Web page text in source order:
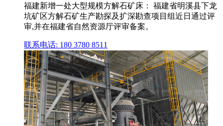
福建新增一处大型规模方解石矿床： 福建省明溪县下龙
坑矿区方解石矿生产勘探及扩深勘查项目组近日通过评
审,并在福建省自然资源厅评审备案。
联系电话: 180 3780 8511